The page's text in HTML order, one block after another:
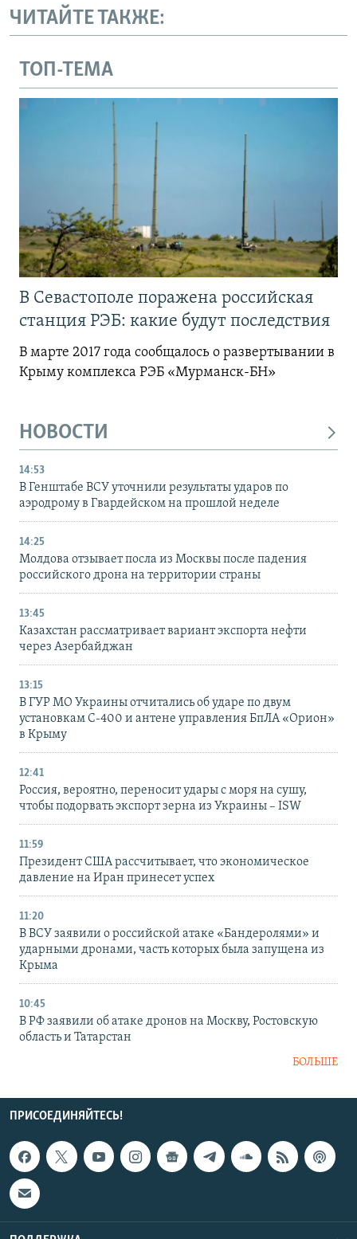
ЧИТАЙТЕ ТАКЖЕ:
ТОП-ТЕМА
В Севастополе поражена российская
станция РЭБ: какие будут последствия
В марте 2017 года сообщалось о развертывании в
Крыму комплекса РЭБ «Мурманск-БН»
НОВОСТИ
14:53
В Генштабе ВСУ уточнили результаты ударов по
аэродрому в Гвардейском на прошлой неделе
14:25
Молдова отзывает посла из Москвы после падения
российского дрона на территории страны
13:45
Казахстан рассматривает вариант экспорта нефти
через Азербайджан
13:15
В ГУР МО Украины отчитались об ударе по двум
установкам С-400 и антене управления БпЛА «Орион»
в Крыму
12:41
Россия, вероятно, переносит удары с моря на сушу,
чтобы подорвать экспорт зерна из Украины – ISW
11:59
Президент США рассчитывает, что экономическое
давление на Иран принесет успех
11:20
В ВСУ заявили о российской атаке «Бандеролями» и
ударными дронами, часть которых была запущена из
Крыма
10:45
В РФ заявили об атаке дронов на Москву, Ростовскую
область и Татарстан
БОЛЬШЕ
ПРИСОЕДИНЯЙТЕСЬ!